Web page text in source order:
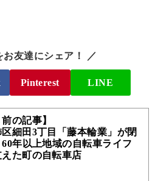
お友達にシェア！ ／
Pinterest LINE
の記事】
細田3丁目「藤本輪業」が閉
60年以上地域の自転車ライフ
えた町の自転車店